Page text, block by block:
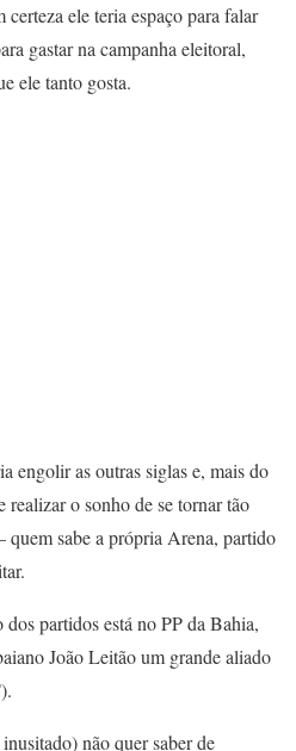
ele teria espaço para falar
gastar na campanha eleitoral,
ele tanto gosta.
engolir as outras siglas e, mais do
o sonho de se tornar tão
quem sabe a própria Arena, partido
partidos está no PP da Bahia,
João Leitão um grande aliado
não quer saber de